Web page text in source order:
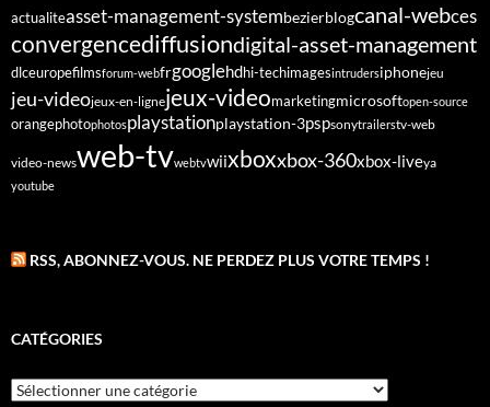
actualiteasset-management-systembezierblogcanal-webces
convergencediffusiondigital-asset-management
dlceuropefilmsforum-webfrgooglehdhi-techimagesintrudersiphonejeu
jeu-videojeux-en-lignejeux-videomarketingmicrosoftopen-source
orangephotophotosplaystationplaystation-3pspsonytrailerstv-web
video-newsweb-tvwebtvwiixboxxbox-360xbox-liveya
youtube
RSS, ABONNEZ-VOUS. NE PERDEZ PLUS VOTRE TEMPS !
CATÉGORIES
Catégories